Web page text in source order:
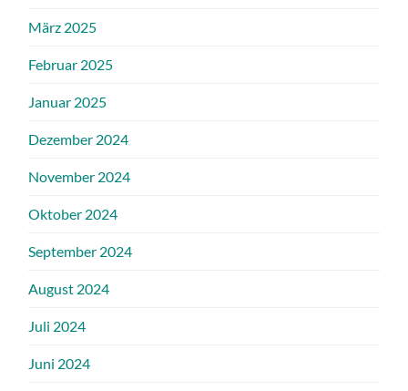
März 2025
Februar 2025
Januar 2025
Dezember 2024
November 2024
Oktober 2024
September 2024
August 2024
Juli 2024
Juni 2024